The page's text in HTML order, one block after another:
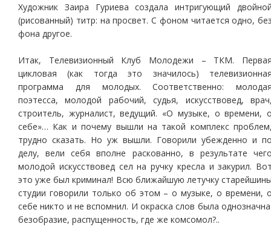
Художник Заира Гуриева создала интригующий
(рисованный) титр: на просвет. С фоном читается одно,
фона другое.
Итак, Телевизионный Клуб Молодежи – ТКМ.
цикловая (как тогда это значилось)
программа для молодых. Соответственно:
поэтесса, молодой рабочий, судья, искусствовед,
строитель, журналист, ведущий. «О музыке, о времени,
себе»… Как и почему вышли на такой комплекс
трудно сказать. Но уж вышли. Говорили убежденно и
делу, вели себя вполне раскованно, в результате
молодой искусствовед сел на ручку кресла и закурил.
это уже был криминал! Всю ближайшую летучку
студии говорили только об этом – о музыке, о времени,
себе никто и не вспомнил. И окраска слов была
безобразие, распущенность, где же комсомол?..